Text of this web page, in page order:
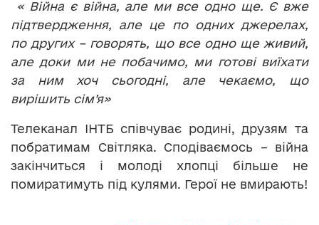
« Війна є війна, але ми все одно ще. Є вже
підтвердження, але це по одних джерелах,
по других – говорять, що все одно ще живий,
але доки ми не побачимо, ми готові виїхати
за ним хоч сьогодні, але чекаємо, що
вирішить сім’я»
Телеканал ІНТБ співчуває родині, друзям та
побратимам Світляка. Сподіваємось – війна
закінчиться і молоді хлопці більше не
помиратимуть під кулями. Герої не вмирають!